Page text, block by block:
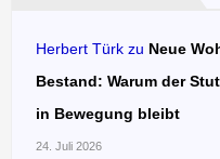
Herbert Türk zu Neue
Bestand: Warum der
in Bewegung bleibt
24. Juli 2026